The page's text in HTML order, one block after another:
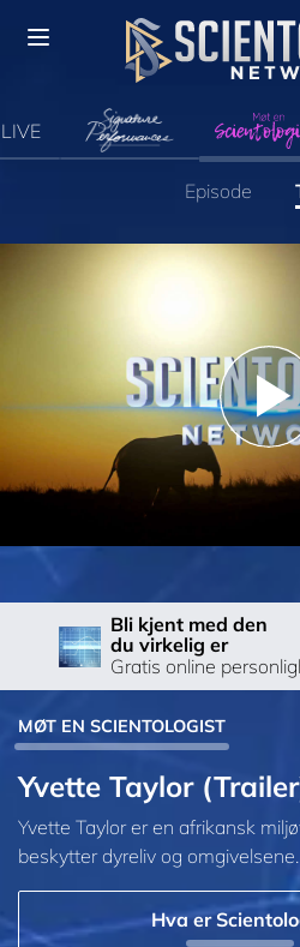
LIVE
Episode
Bli kjent med den
du virkelig er
Gratis online
MØT EN SCIENTOLOGIST
Yvette Taylor
Yvette Taylor er en afrikansk
beskytter dyreliv og omgivelsene.
Hva er